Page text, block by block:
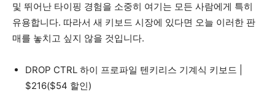
및 뛰어난 타이핑 경험을 소중히 여기는 모든 사람에게 특히
유용합니다. 따라서 새 키보드 시장에 있다면 오늘 이러한 판
매를 놓치고 싶지 않을 것입니다.
DROP CTRL 하이 프로파일 텐키리스 기계식 키보드 |
$216($54 할인)